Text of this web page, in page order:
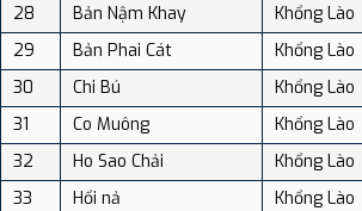
28
Bản Nậm Khay Khổng Lào
29
Bản Phai Cát Khổng Lào
30
Chi Bú Khổng Lào
31
Co Muông Khổng Lào
32
Ho Sao Chải Khổng Lào
33
Hổi nả Khổng Lào